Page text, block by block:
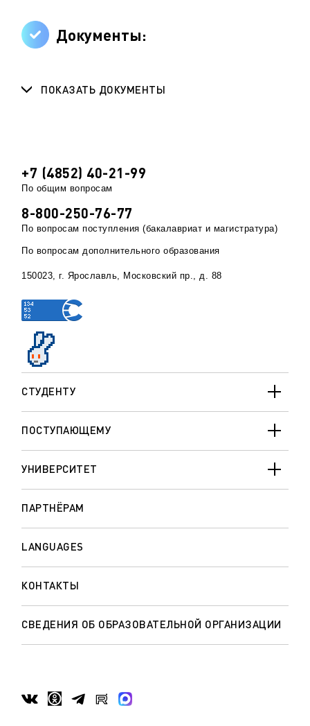
Документы:
ПОКАЗАТЬ ДОКУМЕНТЫ
СТУДЕНТУ
ПОСТУПАЮЩЕМУ
УНИВЕРСИТЕТ
ПАРТНЁРАМ
LANGUAGES
КОНТАКТЫ
СВЕДЕНИЯ ОБ ОБРАЗОВАТЕЛЬНОЙ ОРГАНИЗАЦИИ
+7 (4852) 40-21-99
По общим вопросам
8-800-250-76-77
По вопросам поступления (бакалавриат и магистратура)
По вопросам дополнительного образования
150023, г. Ярославль, Московский пр., д. 88